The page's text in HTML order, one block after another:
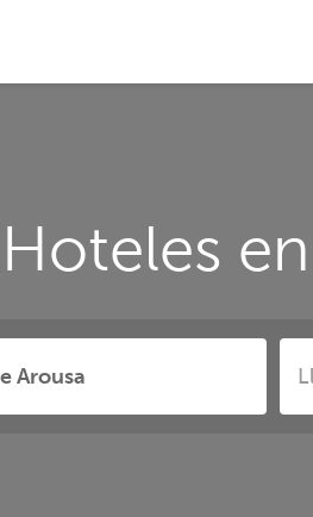
Hoteles